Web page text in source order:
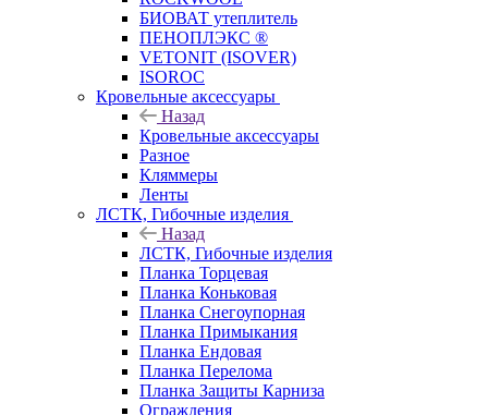
БИОВАТ утеплитель
ПЕНОПЛЭКС ®
VETONIT (ISOVER)
ISOROC
Кровельные аксессуары
Назад
Кровельные аксессуары
Разное
Кляммеры
Ленты
ЛСТК, Гибочные изделия
Назад
ЛСТК, Гибочные изделия
Планка Торцевая
Планка Коньковая
Планка Снегоупорная
Планка Примыкания
Планка Ендовая
Планка Перелома
Планка Защиты Карниза
Ограждения